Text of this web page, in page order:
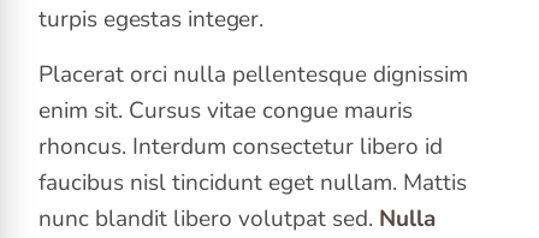
turpis egestas integer.
Placerat orci nulla pellentesque dignissim
enim sit. Cursus vitae congue mauris
rhoncus. Interdum consectetur libero id
faucibus nisl tincidunt eget nullam. Mattis
nunc blandit libero volutpat sed. Nulla